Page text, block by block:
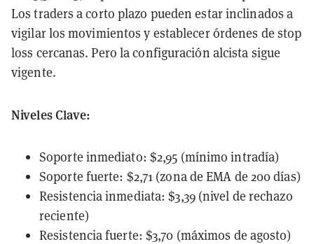
Los traders a corto plazo pueden estar inclinados a
vigilar los movimientos y establecer órdenes de stop
loss cercanas. Pero la configuración alcista sigue
vigente.
Niveles Clave:
Soporte inmediato: $2,95 (mínimo intradía)
Soporte fuerte: $2,71 (zona de EMA de 200 días)
Resistencia inmediata: $3,39 (nivel de rechazo
reciente)
Resistencia fuerte: $3,70 (máximos de agosto)